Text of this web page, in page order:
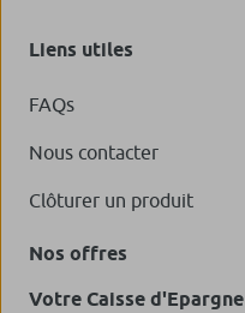
Liens utiles
FAQs
Nous contacter
Clôturer un produit
Nos offres
Votre Caisse d'Epargne